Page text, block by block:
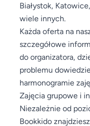
Białystok,
wiele innych.
Każda oferta na
szczegółowe
do organizatora,
problemu
harmonogramie
Zajęcia grupowe i
Niezależnie od
Bookkido